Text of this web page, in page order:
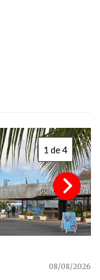
1 de 4
08/08/2026